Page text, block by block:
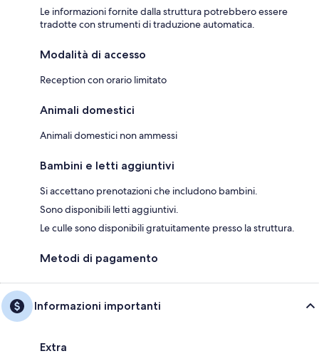
Le informazioni fornite dalla struttura potrebbero essere
tradotte con strumenti di traduzione automatica.
Modalità di accesso
Reception con orario limitato
Animali domestici
Animali domestici non ammessi
Bambini e letti aggiuntivi
Si accettano prenotazioni che includono bambini.
Sono disponibili letti aggiuntivi.
Le culle sono disponibili gratuitamente presso la struttura.
Metodi di pagamento
Informazioni importanti
Extra